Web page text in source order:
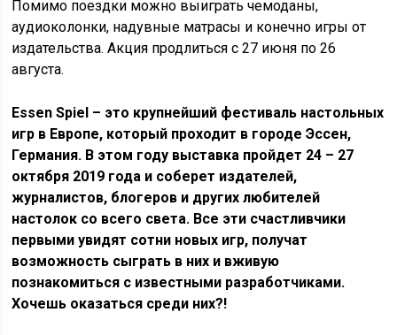
Помимо поездки можно выиграть чемоданы,
аудиоколонки, надувные матрасы и конечно игры от
издательства. Акция продлиться с 27 июня по 26
августа.
Essen Spiel – это крупнейший фестиваль настольных
игр в Европе, который проходит в городе Эссен,
Германия. В этом году выставка пройдет 24 – 27
октября 2019 года и соберет издателей,
журналистов, блогеров и других любителей
настолок со всего света. Все эти счастливчики
первыми увидят сотни новых игр, получат
возможность сыграть в них и вживую
познакомиться с известными разработчиками.
Хочешь оказаться среди них?!